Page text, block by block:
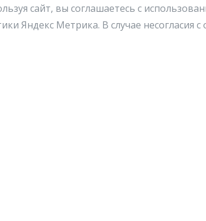
сайт, вы соглашаетесь с
Яндекс Метрика. В случае